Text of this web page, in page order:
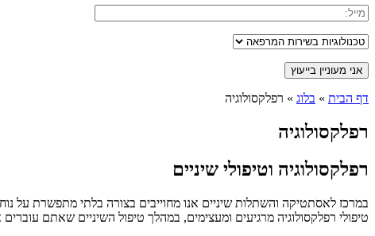
דף הבית » בלוג » רפלקסולוגיה
רפלקסולוגיה
רפלקסולוגיה וטיפולי שיניים
במרכז לאסתטיקה והשתלות שיניים אנו מחוייבים בצורה בלתי מתפשרת על
טיפולי רפלקסולוגיה מרגיעים ומעצימים, במהלך טיפול השיניים שאתם